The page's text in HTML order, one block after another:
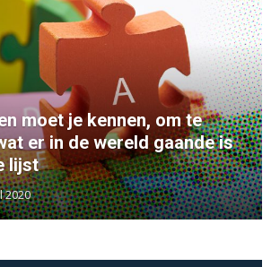
moet je kennen, om te
er in de wereld gaande is
lijst
2020